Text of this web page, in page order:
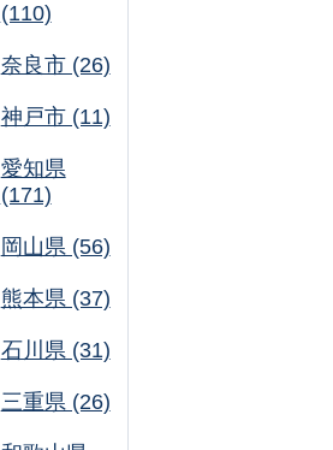
(110)
奈良市 (26)
神戸市 (11)
愛知県
(171)
岡山県 (56)
熊本県 (37)
石川県 (31)
三重県 (26)